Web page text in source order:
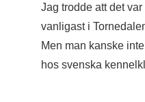
Jag trodde att det
vanligast i
Men man kanske
hos svenska